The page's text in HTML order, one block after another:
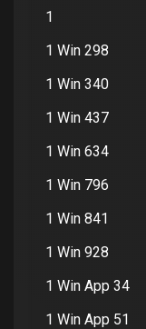
1
1 Win 298
1 Win 340
1 Win 437
1 Win 634
1 Win 796
1 Win 841
1 Win 928
1 Win App 34
1 Win App 51